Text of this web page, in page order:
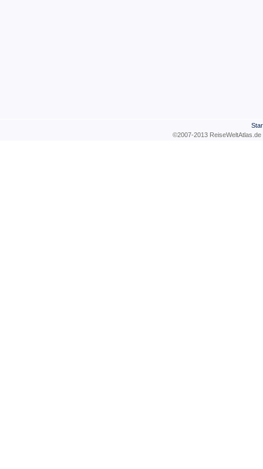
©2007-2013